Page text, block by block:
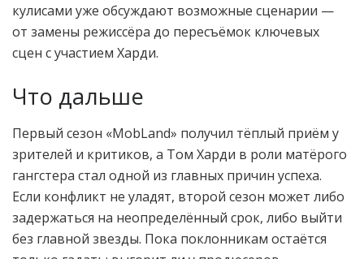
кулисами уже обсуждают возможные сценарии —
от замены режиссёра до пересъёмок ключевых
сцен с участием Харди.
Что дальше
Первый сезон «MobLand» получил тёплый приём у
зрителей и критиков, а Том Харди в роли матёрого
гангстера стал одной из главных причин успеха.
Если конфликт не уладят, второй сезон может либо
задержаться на неопределённый срок, либо выйти
без главной звезды. Пока поклонникам остаётся